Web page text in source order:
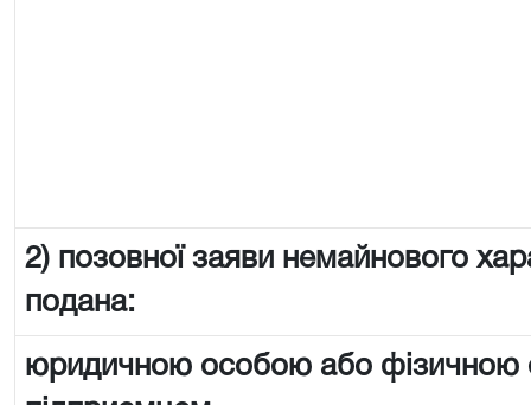
2) позовної заяви немайнового
подана:
юридичною особою або